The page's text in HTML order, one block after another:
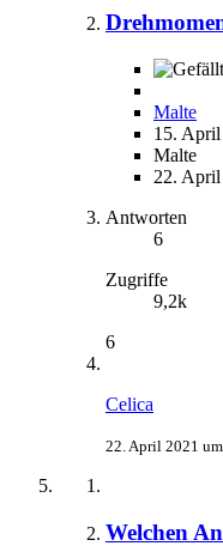
Malte
15. April
Malte
22.
Antworten
6
Zugriffe
9,2k
6
Celica
22. April 2021
Welchen